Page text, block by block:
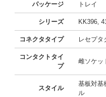
パッケージ トレイ
シリーズ KK396,
コネクタタイプ レセプタ
コンタクトタイ
プ
雌ソケッ
スタイル
基板対基
ル